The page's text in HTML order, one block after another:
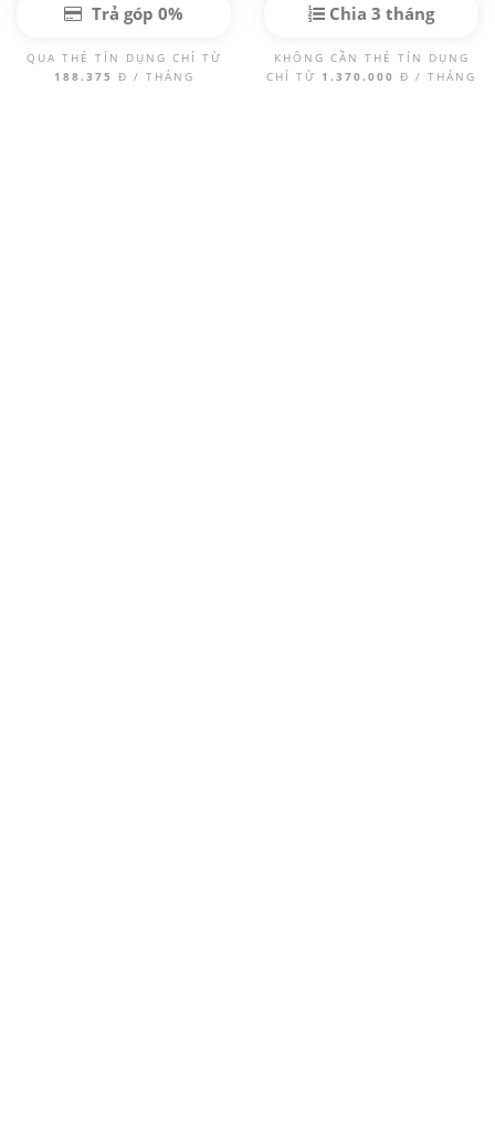
Trả góp 0%
QUA THẺ TÍN DỤNG CHỈ TỪ
188.375 Đ / THÁNG
Chia 3 tháng
KHÔNG CẦN THẺ TÍN DỤNG
CHỈ TỪ 1.370.000 Đ / THÁNG